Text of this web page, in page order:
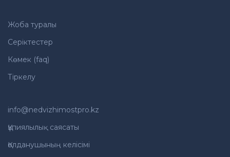
Жоба туралы
Серіктестер
Көмек (faq)
Тіркелу
info@nedvizhimostpro.kz
Құпиялылық саясаты
Қолданушының келісімі